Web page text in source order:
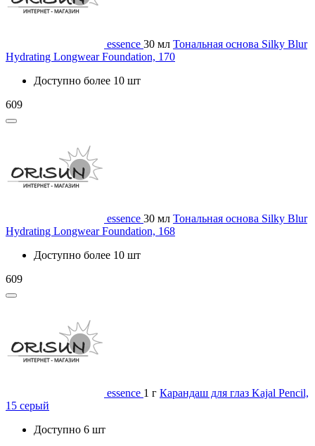
essence 30 мл Тональная основа Silky Blur
Hydrating Longwear Foundation, 170
Доступно более 10 шт
609
essence 30 мл Тональная основа Silky Blur
Hydrating Longwear Foundation, 168
Доступно более 10 шт
609
essence 1 г Карандаш для глаз Kajal Pencil,
15 серый
Доступно 6 шт